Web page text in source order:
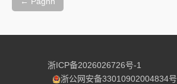
章
导
航
浙ICP备2026026726号-1
浙公网安备33010902004834号